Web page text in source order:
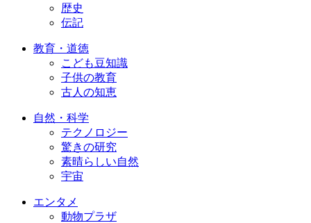
歴史
伝記
教育・道徳
こども豆知識
子供の教育
古人の知恵
自然・科学
テクノロジー
驚きの研究
素晴らしい自然
宇宙
エンタメ
動物プラザ